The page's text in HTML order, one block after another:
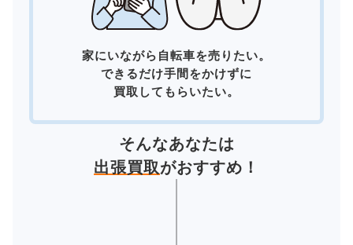
家にいながら自転車を売りたい。
できるだけ手間をかけずに
買取してもらいたい。
そんなあなたは
出張買取がおすすめ！